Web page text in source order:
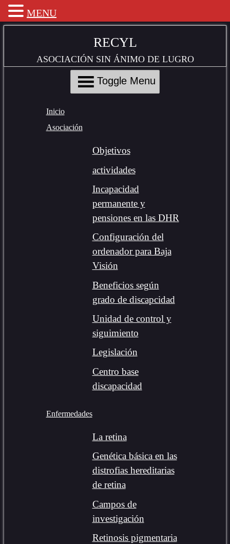
Content
RECYL
ASOCIACIÓN SIN ÁNIMO DE LUGRO
Toggle Menu
Inicio
Asociación
Objetivos
actividades
Incapacidad
permanente y
pensiones en las DHR
Configuración del
ordenador para Baja
Visión
Beneficios según
grado de discapcidad
Unidad de control y
siguimiento
Legislación
Centro base
discapacidad
Enfermedades
La retina
Genética básica en las
distrofias hereditarias
de retina
Campos de
investigación
Retinosis pigmentaria
MENU